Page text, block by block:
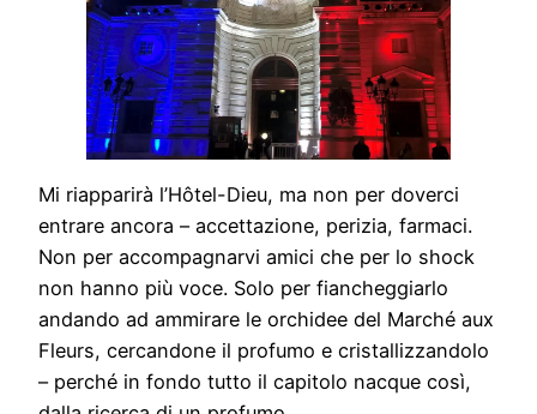
Mi riapparirà l’Hôtel-Dieu, ma non per doverci
entrare ancora – accettazione, perizia, farmaci.
Non per accompagnarvi amici che per lo shock
non hanno più voce. Solo per fiancheggiarlo
andando ad ammirare le orchidee del Marché aux
Fleurs, cercandone il profumo e cristallizzandolo
– perché in fondo tutto il capitolo nacque così,